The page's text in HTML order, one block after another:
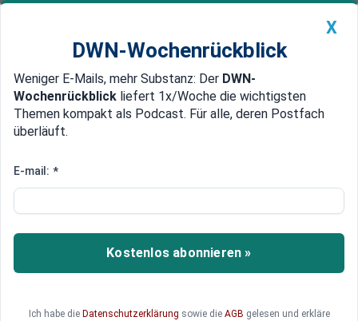
Newsticker MEIN DWN: Geldanlage Premium
Edelmetalle DWN-Magazin China
Connected Car auf dem Vormarsch
Markt für vernetzte Autos
wächst jährlich um 30 Prozent
Chip-Hersteller profitieren von der Vernetzung
X
DWN-Wochenrückblick
Weniger E-Mails, mehr Substanz: Der DWN-
Wochenrückblick liefert 1x/Woche die wichtigsten
Themen kompakt als Podcast. Für alle, deren Postfach
überläuft.
E-mail: *
Kostenlos abonnieren »
Ich habe die Datenschutzerklärung sowie die AGB gelesen und erkläre